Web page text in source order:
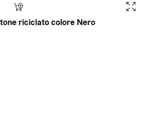
riciclato colore Nero